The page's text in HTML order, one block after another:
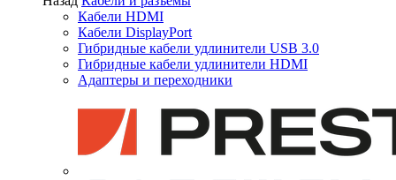
Кабели HDMI
Кабели DisplayPort
Гибридные кабели удлинители USB 3.0
Гибридные кабели удлинители HDMI
Адаптеры и переходники